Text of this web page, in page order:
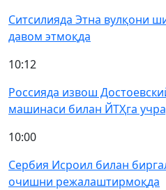
Ситсилияда Этна вулқони
давом этмоқда
10:12
Россияда извош
машинаси билан ЙТҲга
10:00
Сербия Исроил билан
очишни режалаштирмоқда